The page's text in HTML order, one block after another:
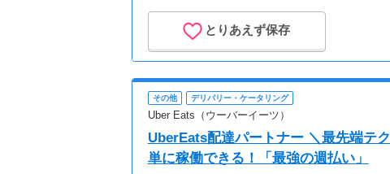
とりあえず保存
その他 デリバリー・ケータリング
Uber Eats（ウーバーイーツ）
UberEats配達パートナー ＼最先端テ
単に稼働できる！「最強の週払い」